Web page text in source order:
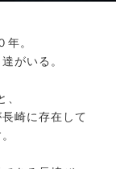
年。
がいる。
、
崎に存在して